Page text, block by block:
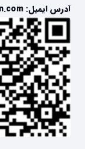
آدرس ایمیل: info@fooladpersian.com